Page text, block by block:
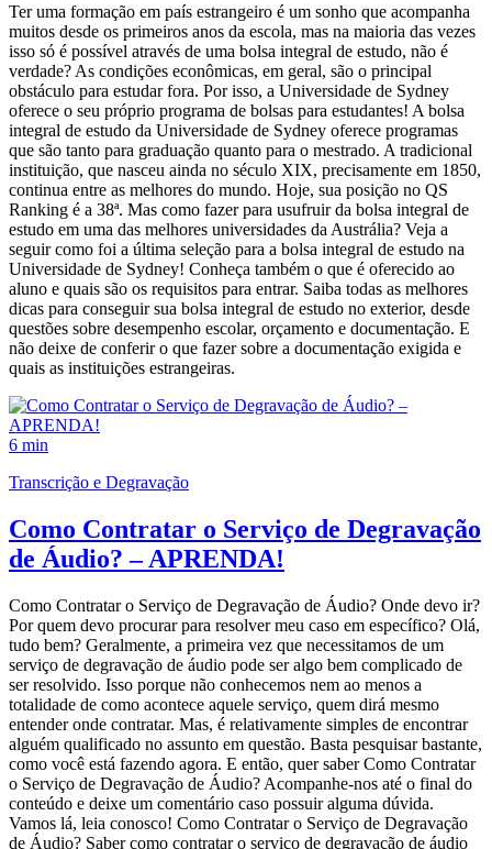
Ter uma formação em país estrangeiro é um sonho que acompanha
muitos desde os primeiros anos da escola, mas na maioria das vezes
isso só é possível através de uma bolsa integral de estudo, não é
verdade? As condições econômicas, em geral, são o principal
obstáculo para estudar fora. Por isso, a Universidade de Sydney
oferece o seu próprio programa de bolsas para estudantes! A bolsa
integral de estudo da Universidade de Sydney oferece programas
que são tanto para graduação quanto para o mestrado. A tradicional
instituição, que nasceu ainda no século XIX, precisamente em 1850,
continua entre as melhores do mundo. Hoje, sua posição no QS
Ranking é a 38ª. Mas como fazer para usufruir da bolsa integral de
estudo em uma das melhores universidades da Austrália? Veja a
seguir como foi a última seleção para a bolsa integral de estudo na
Universidade de Sydney! Conheça também o que é oferecido ao
aluno e quais são os requisitos para entrar. Saiba todas as melhores
dicas para conseguir sua bolsa integral de estudo no exterior, desde
questões sobre desempenho escolar, orçamento e documentação. E
não deixe de conferir o que fazer sobre a documentação exigida e
quais as instituições estrangeiras.
6 min
Transcrição e Degravação
Como Contratar o Serviço de Degravação
de Áudio? – APRENDA!
Como Contratar o Serviço de Degravação de Áudio? Onde devo ir?
Por quem devo procurar para resolver meu caso em específico? Olá,
tudo bem? Geralmente, a primeira vez que necessitamos de um
serviço de degravação de áudio pode ser algo bem complicado de
ser resolvido. Isso porque não conhecemos nem ao menos a
totalidade de como acontece aquele serviço, quem dirá mesmo
entender onde contratar. Mas, é relativamente simples de encontrar
alguém qualificado no assunto em questão. Basta pesquisar bastante,
como você está fazendo agora. E então, quer saber Como Contratar
o Serviço de Degravação de Áudio? Acompanhe-nos até o final do
conteúdo e deixe um comentário caso possuir alguma dúvida.
Vamos lá, leia conosco! Como Contratar o Serviço de Degravação
de Áudio? Saber como contratar o serviço de degravação de áudio